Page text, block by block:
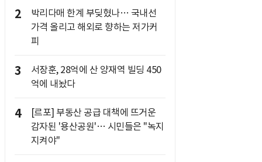
2
박리다매 한계 부딪혔나… 국내선
가격 올리고 해외로 향하는 저가커
피
3
서장훈, 28억에 산 양재역 빌딩 450
억에 내놨다
4
[르포] 부동산 공급 대책에 뜨거운
감자된 '용산공원'… 시민들은 "녹지
지켜야"